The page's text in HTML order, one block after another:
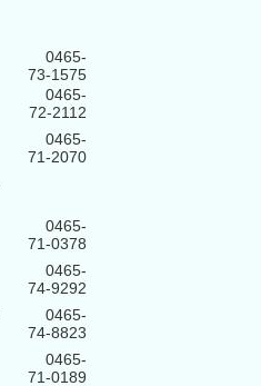
0465-
73-1575
0465-
72-2112
0465-
71-2070
0465-
71-0378
0465-
74-9292
0465-
74-8823
0465-
71-0189